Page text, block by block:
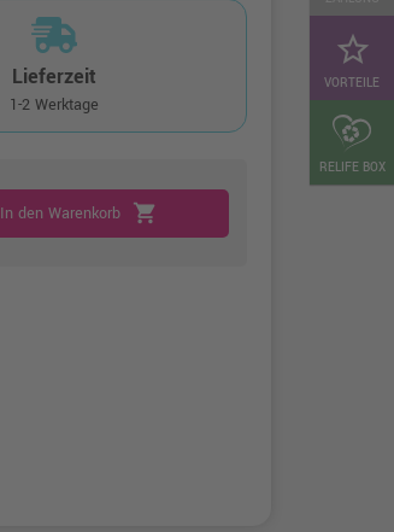
star_border
VORTEILE
RELIFE BOX
Lieferzeit
1-2 Werktage
In den Warenkorb shopping_cart